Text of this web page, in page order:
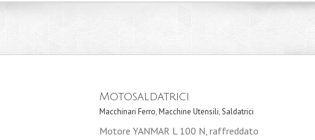
Motosaldatrici
Macchinari Ferro,Macchine Utensili,Saldatrici
Motore YANMAR L 100 N, raffreddato